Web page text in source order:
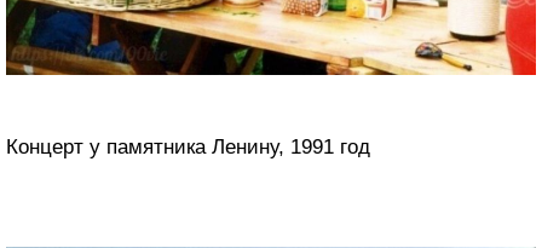
Концерт у памятника Ленину, 1991 год